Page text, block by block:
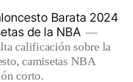
Barata 2024
de la NBA
calificación sobre la
camisetas NBA
corto.